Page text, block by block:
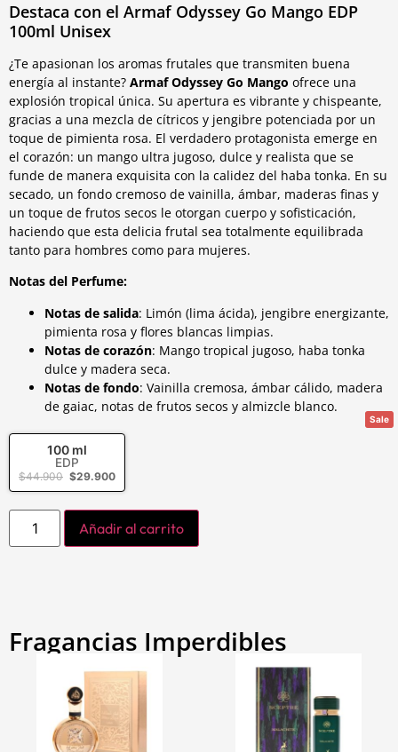
Destaca con el Armaf Odyssey Go Mango EDP
100ml Unisex
¿Te apasionan los aromas frutales que transmiten buena
energía al instante? Armaf Odyssey Go Mango ofrece una
explosión tropical única. Su apertura es vibrante y chispeante,
gracias a una mezcla de cítricos y jengibre potenciada por un
toque de pimienta rosa. El verdadero protagonista emerge en
el corazón: un mango ultra jugoso, dulce y realista que se
funde de manera exquisita con la calidez del haba tonka. En su
secado, un fondo cremoso de vainilla, ámbar, maderas finas y
un toque de frutos secos le otorgan cuerpo y sofisticación,
haciendo que esta delicia frutal sea totalmente equilibrada
tanto para hombres como para mujeres.
Notas del Perfume:
Notas de salida: Limón (lima ácida), jengibre energizante,
pimienta rosa y flores blancas limpias.
Notas de corazón: Mango tropical jugoso, haba tonka
dulce y madera seca.
Notas de fondo: Vainilla cremosa, ámbar cálido, madera
de gaiac, notas de frutos secos y almizcle blanco.
Sale
100 ml
EDP
$44.900 $29.900
Añadir al carrito
Fragancias Imperdibles